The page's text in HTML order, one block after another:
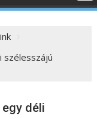
szélesszájú
déli